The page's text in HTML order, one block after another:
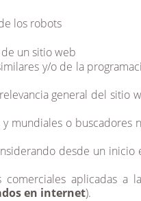
los robots
de un sitio web
y/o de la
general del sitio
mundiales o buscadores
desde un inicio
comerciales aplicadas a
en internet).